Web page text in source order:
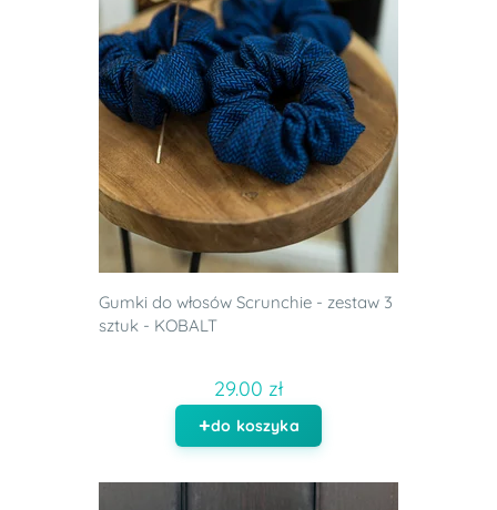
Gumki do włosów Scrunchie - zestaw 3
sztuk - KOBALT
29.00 zł
do koszyka